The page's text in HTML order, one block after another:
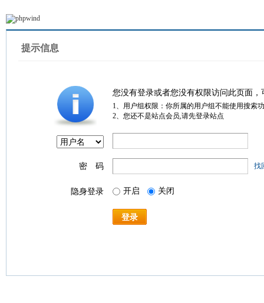
提示信息
您没有登录或者您没有权限访问此页面
1、用户组权限：你所属的用户组不能使用搜索
2、您还不是站点会员,请先登录站点
密 码 找
隐身登录 开启 关闭
登录